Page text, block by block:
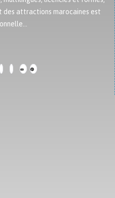
des attractions marocaines est